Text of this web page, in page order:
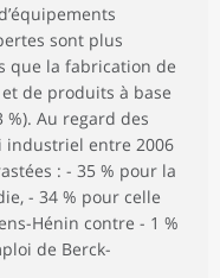
sont plus
que la fabrication de
de produits à base
%). Au regard des
industriel entre 2006
: - 35 % pour la
- 34 % pour celle
Hénin contre - 1 %
de Berck-